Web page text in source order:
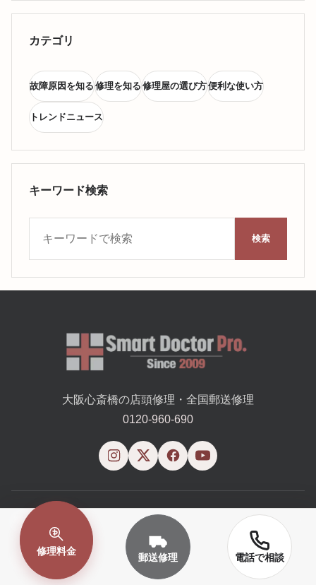
カテゴリ
故障原因を知る修理を知る修理屋の選び方便利な使い方
トレンドニュース
キーワード検索
検索
大阪心斎橋の店頭修理・全国郵送修理
0120-960-690
機種から探す
機種の見分け方
修理料金
郵送修理 電話で相談